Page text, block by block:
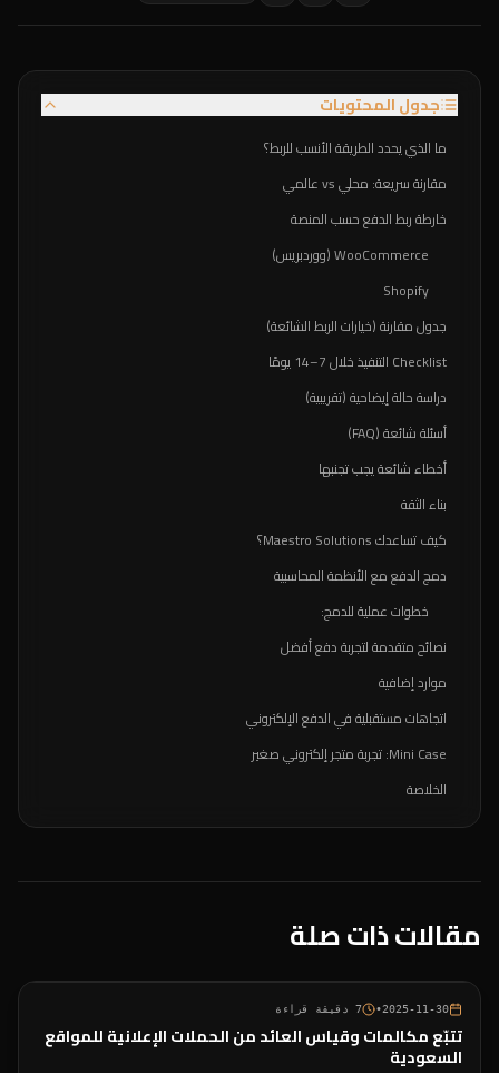
جدول المحتويات
ما الذي يحدد الطريقة الأنسب للربط؟
مقارنة سريعة: محلي vs عالمي
خارطة ربط الدفع حسب المنصة
WooCommerce (ووردبريس)
Shopify
جدول مقارنة (خيارات الربط الشائعة)
Checklist التنفيذ خلال 7–14 يومًا
دراسة حالة إيضاحية (تقريبية)
أسئلة شائعة (FAQ)
أخطاء شائعة يجب تجنبها
بناء الثقة
كيف تساعدك Maestro Solutions؟
دمج الدفع مع الأنظمة المحاسبية
خطوات عملية للدمج:
نصائح متقدمة لتجربة دفع أفضل
موارد إضافية
اتجاهات مستقبلية في الدفع الإلكتروني
Mini Case: تجربة متجر إلكتروني صغير
الخلاصة
مقالات ذات صلة
2025-11-30
•
7 دقيقة قراءة
تتبّع مكالمات وقياس العائد من الحملات الإعلانية للمواقع
السعودية